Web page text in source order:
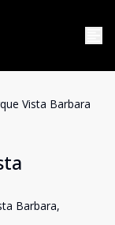
Vista Barbara
Barbara,